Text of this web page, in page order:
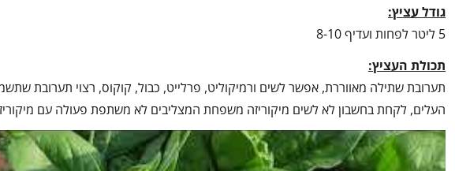
גודל עציץ:
5 ליטר לפחות ועדיף 8-10
תכולת העציץ:
תערובת שתילה מאווררת, אפשר לשים ורמיקוליט, פרלייט, כבול, קוקוס, רצוי תערובת
העלים, לקחת בחשבון לא לשים מיקוריזה משפחת המצליבים לא משתפת פעולה עם